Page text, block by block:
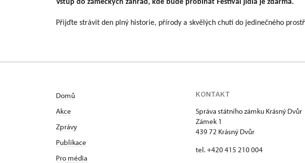
Vstup do zámeckých zahrad, kde bude probíhat Festival jídla je zdarma.
Přijďte strávit den plný historie, přírody a skvělých chutí do jedinečného
Domů
Akce
Zprávy
Publikace
Pro média
KONTAKT
Správa státního zámku Krásný Dvůr
Zámek 1
439 72 Krásný Dvůr
tel. +420 415 210 004